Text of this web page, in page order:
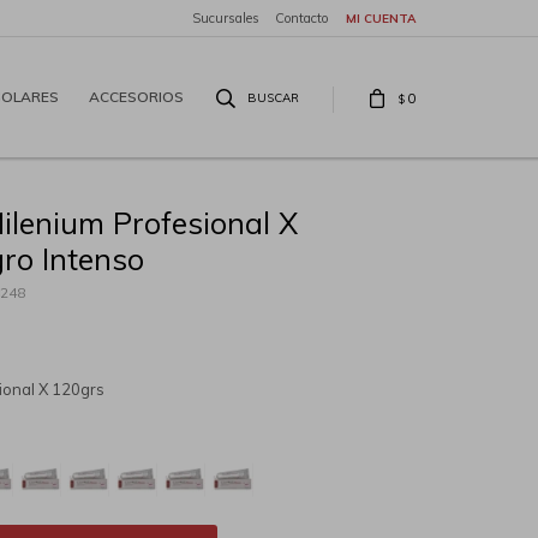
ACCESORIOS $ 0
Sucursales Contacto
Profesional X
Intenso
X 120grs